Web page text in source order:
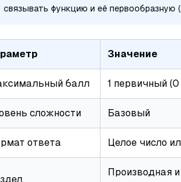
связывать функцию и её первообразную (
Значение
балл 1 первичный
сложности Базовый
ответа Целое число
Производная